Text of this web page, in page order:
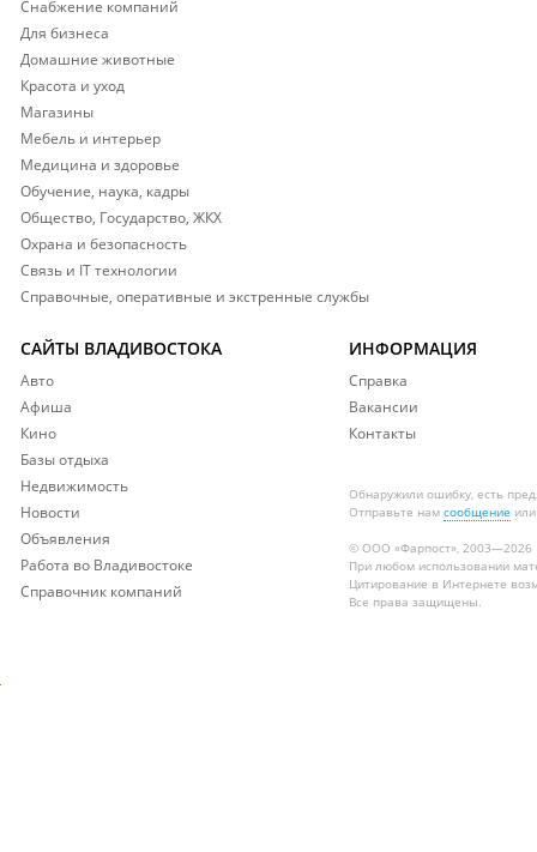
Снабжение компаний
Для бизнеса
Домашние животные
Красота и уход
Магазины
Мебель и интерьер
Медицина и здоровье
Обучение, наука, кадры
Общество, Государство, ЖКХ
Охрана и безопасность
Связь и IT технологии
Справочные, оперативные и экстренные службы
САЙТЫ ВЛАДИВОСТОКА
Авто
Афиша
Кино
Базы отдыха
Недвижимость
Новости
Объявления
Работа во Владивостоке
Справочник компаний
ИНФОРМАЦИЯ
Справка
Вакансии
Контакты
Обнаружили ошибку, есть
Отправьте нам сообщение
© ООО «Фарпост», 2003—2026
При любом использовании
Цитирование в Интернете
Все права защищены.